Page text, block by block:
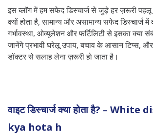
वाइट डिस्चार्ज के लक्षण –
White Discharge
क्या पीरियड से पहले व्हाइट
संकेत है? Is white discharge
सामान्य सफेद डिस्चार्ज |
Discharge
इस ब्लॉग में हम सफेद डिस्चार्ज से जुड़े हर ज़रूरी
क्यों होता है, सामान्य और असामान्य सफेद डिस्चार्ज में
गर्भावस्था, ओव्यूलेशन और फर्टिलिटी से इसका क्या
जानेंगे प्रभावी घरेलू उपाय, बचाव के आसान टिप्स,
डॉक्टर से सलाह लेना ज़रूरी हो जाता है।
वाइट डिस्चार्ज क्या होता है? –
kya hota h